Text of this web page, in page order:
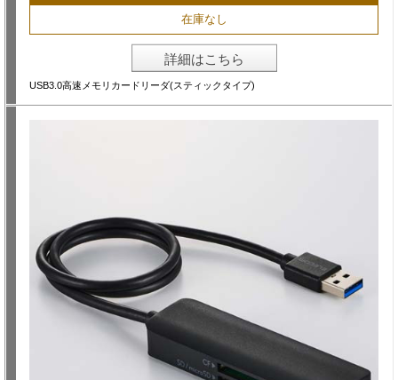
在庫なし
詳細はこちら
USB3.0高速メモリカードリーダ(スティックタイプ)